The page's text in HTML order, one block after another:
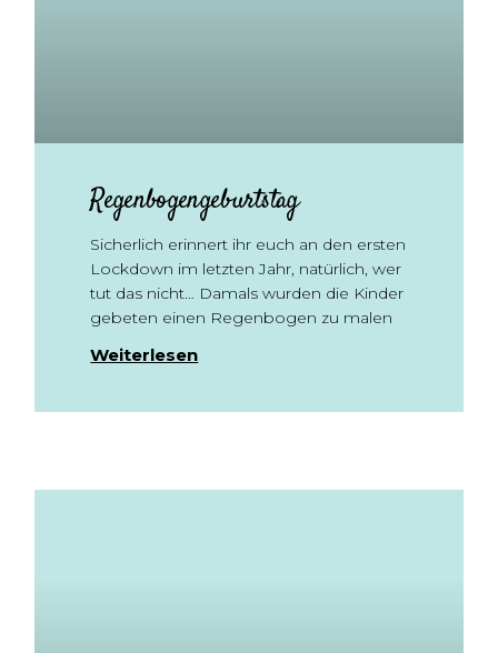
Regenbogengeburtstag
Sicherlich erinnert ihr euch an den ersten
Lockdown im letzten Jahr, natürlich, wer
tut das nicht… Damals wurden die Kinder
gebeten einen Regenbogen zu malen
Weiterlesen